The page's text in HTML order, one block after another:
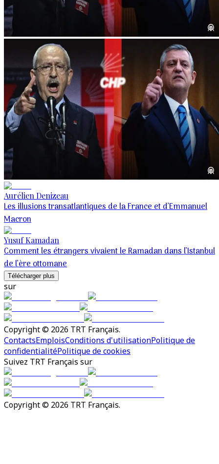
Aurélien Denizeau
Les illusions transatlantiques de la France et d’Emmanuel
Macron
Yusuf Kamadan
Comment les étrangers vivaient le Ramadan dans l’Istanbul
de l’ère ottomane
Télécharger plus
sur
Copyright © 2026 TRT Français.
ContactsEmploisConditions d'utilisationPolitique de
confidentialitéPolitique de cookies
Suivez TRT Français sur
Copyright © 2026 TRT Français.